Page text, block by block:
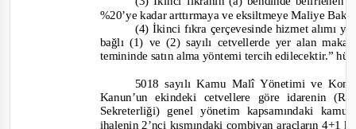
%20’ye kadar arttırmaya ve eksiltmeye Maliye
(4) İkinci fıkra çerçevesinde hizmet alımı
bağlı (1) ve (2) sayılı cetvellerde yer alan
temininde satın alma yöntemi tercih edilecektir.”
5018 sayılı Kamu Malî Yönetimi ve
Kanun’un ekindeki cetvellere göre idarenin
Sekreterliği) genel yönetim kapsamındaki
ihalenin 2’nci kısmındaki combivan araçların 4+1